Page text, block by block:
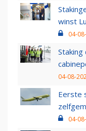
winst
04-
04-08-
Eerste
04-